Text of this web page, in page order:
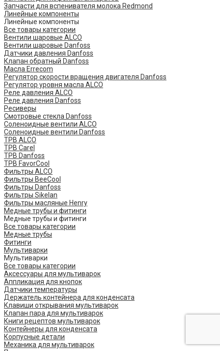
Запчасти для вспенивателя молока Redmond
Линейные компоненты
Линейные компоненты
Все товары категории
Вентили шаровые ALCO
Вентили шаровые Danfoss
Датчики давления Danfoss
Клапан обратный Danfoss
Масла Errecom
Регулятор скорости вращения двигателя Danfoss
Регулятор уровня масла ALCO
Реле давления ALCO
Реле давления Danfoss
Ресиверы
Смотровые стекла Danfoss
Соленоидные вентили ALCO
Соленоидные вентили Danfoss
ТРВ ALCO
ТРВ Carel
ТРВ Danfoss
ТРВ FavorCool
Фильтры ALCO
Фильтры BeeCool
Фильтры Danfoss
Фильтры Sikelan
Фильтры масляные Henry
Медные трубы и фитинги
Медные трубы и фитинги
Все товары категории
Медные трубы
Фитинги
Мультиварки
Мультиварки
Все товары категории
Аксессуары для мультиварок
Аппликация для кнопок
Датчики температуры
Держатель контейнера для конденсата
Клавиши открывания мультиварок
Клапан пара для мультиварок
Книги рецептов мультиварок
Контейнеры для конденсата
Корпусные детали
Механика для мультиварок